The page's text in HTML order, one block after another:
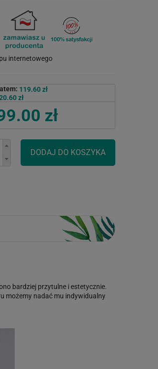
119.60 zł
zł
zł
bardziej przytulne i estetycznie.
możemy nadać mu indywidualny